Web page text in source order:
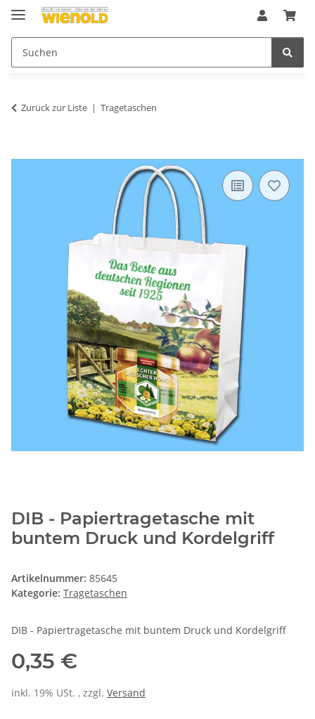
Zurück zur Liste Tragetaschen
DIB - Papiertragetasche mit
buntem Druck und Kordelgriff
Artikelnummer: 85645
Kategorie: Tragetaschen
DIB - Papiertragetasche mit buntem Druck und Kordelgriff
0,35 €
inkl. 19% USt. , zzgl. Versand